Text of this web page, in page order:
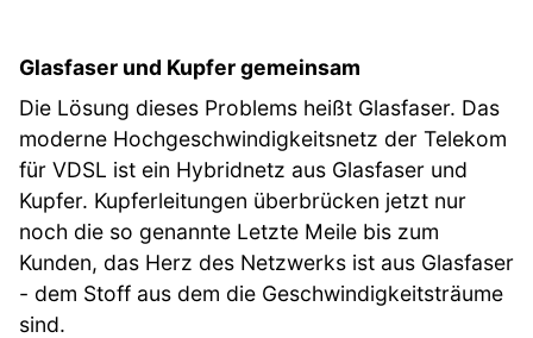
Glasfaser und Kupfer gemeinsam
Die Lösung dieses Problems heißt Glasfaser. Das
moderne Hochgeschwindigkeitsnetz der Telekom
für VDSL ist ein Hybridnetz aus Glasfaser und
Kupfer. Kupferleitungen überbrücken jetzt nur
noch die so genannte Letzte Meile bis zum
Kunden, das Herz des Netzwerks ist aus Glasfaser
- dem Stoff aus dem die Geschwindigkeitsträume
sind.